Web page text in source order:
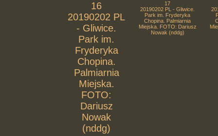
16
20190202 PL
- Gliwice.
Park im.
Fryderyka
Chopina.
Palmiarnia
Miejska.
FOTO:
Dariusz
Nowak
(nddg)
17
20190202 PL - Gliwice.
Park im. Fryderyka
Chopina. Palmiarnia
Miejska. FOTO: Dariusz
Nowak (nddg)